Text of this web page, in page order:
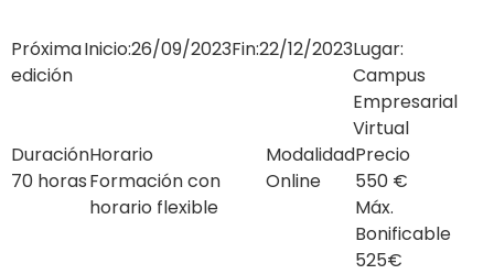
Próxima
edición
Inicio:26/09/2023Fin:22/12/2023Lugar:
Campus
Empresarial
Virtual
Duración
70 horas
Horario
Formación con
horario flexible
Modalidad
Online
Precio
550 €
Máx.
Bonificable
525€